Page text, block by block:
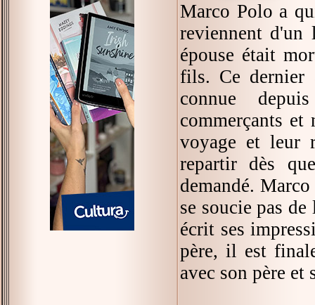
Marco Polo a
reviennent d'un
épouse était
fils. Ce dernier
connue
commerçants
voyage et leur
repartir dès
demandé.
se soucie pas
écrit ses
père, il est
avec son père